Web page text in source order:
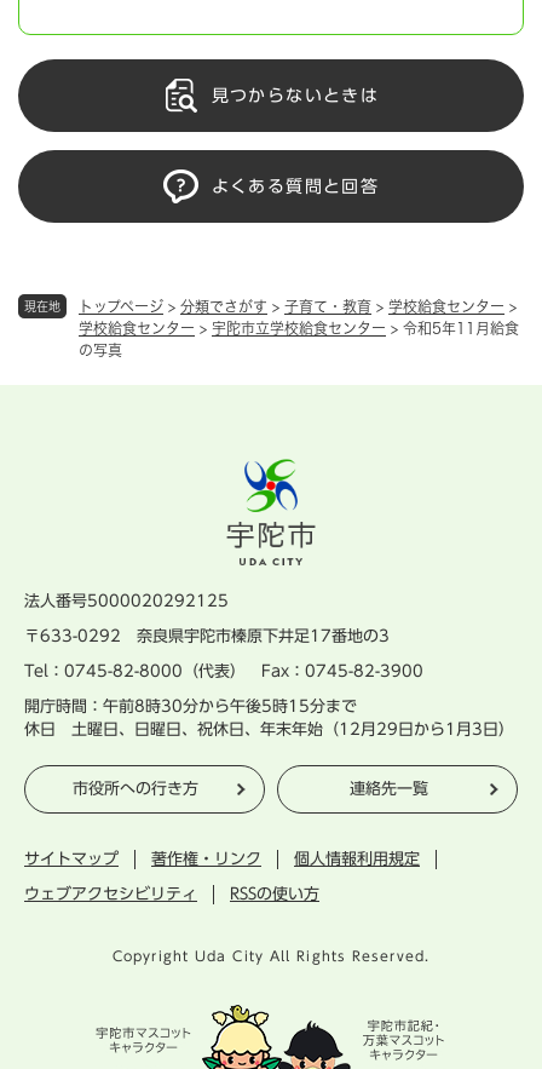
現在地 トップページ > 分類でさがす > 子育て・教育 > 学校給食センター >
学校給食センター > 宇陀市立学校給食センター > 令和5年11月給食
の写真
見つからないときは
よくある質問と回答
法人番号5000020292125
〒633-0292 奈良県宇陀市榛原下井足17番地の3
Tel：0745-82-8000（代表） Fax：0745-82-3900
開庁時間：午前8時30分から午後5時15分まで
休日 土曜日、日曜日、祝休日、年末年始（12月29日から1月3日）
市役所への行き方 連絡先一覧
サイトマップ 著作権・リンク 個人情報利用規定
ウェブアクセシビリティ RSSの使い方
Copyright Uda City All Rights Reserved.